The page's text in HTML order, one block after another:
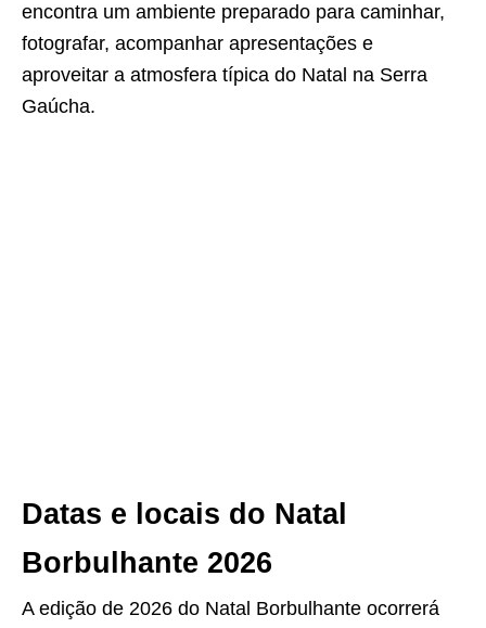
encontra um ambiente preparado para caminhar,
fotografar, acompanhar apresentações e
aproveitar a atmosfera típica do Natal na Serra
Gaúcha.
Datas e locais do Natal
Borbulhante 2026
A edição de 2026 do Natal Borbulhante ocorrerá